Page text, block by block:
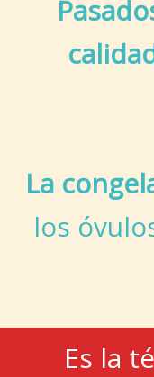
La
los
Es la